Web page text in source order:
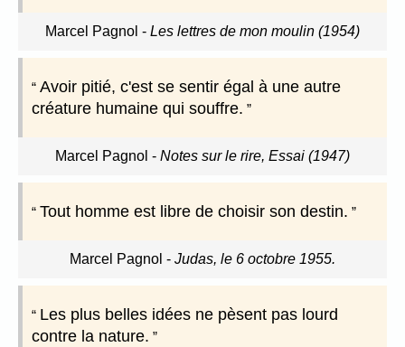
Marcel Pagnol - Les lettres de mon moulin (1954)
Avoir pitié, c'est se sentir égal à une autre
créature humaine qui souffre.
Marcel Pagnol - Notes sur le rire, Essai (1947)
Tout homme est libre de choisir son destin.
Marcel Pagnol - Judas, le 6 octobre 1955.
Les plus belles idées ne pèsent pas lourd
contre la nature.